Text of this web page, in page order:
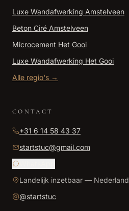
Luxe Wandafwerking Amstelveen
Beton Ciré Amstelveen
Microcement Het Gooi
Luxe Wandafwerking Het Gooi
Alle regio's →
CONTACT
+31 6 14 58 43 37
startstuc@gmail.com
Landelijk inzetbaar — Nederland
@startstuc